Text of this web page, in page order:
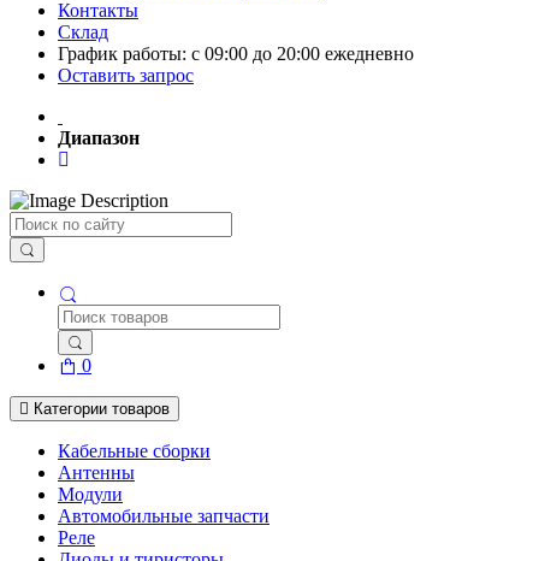
Контакты
Склад
График работы: с 09:00 до 20:00 ежедневно
Оставить запрос
Диапазон
Поиск
0
Категории товаров
Кабельные сборки
Антенны
Модули
Автомобильные запчасти
Реле